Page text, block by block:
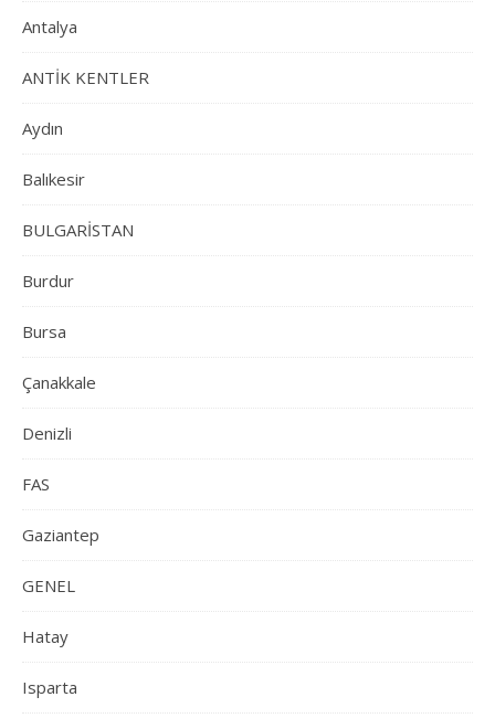
Antalya
ANTİK KENTLER
Aydın
Balıkesir
BULGARİSTAN
Burdur
Bursa
Çanakkale
Denizli
FAS
Gaziantep
GENEL
Hatay
Isparta